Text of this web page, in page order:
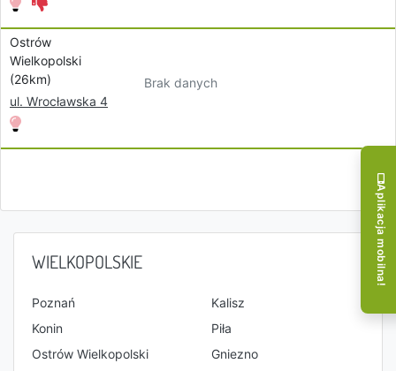
Ostrów
Wielkopolski
(26km)
ul. Wrocławska 4
Brak danych
WIELKOPOLSKIE
Poznań
Kalisz
Konin
Piła
Ostrów Wielkopolski
Gniezno
Aplikacja mobilna!